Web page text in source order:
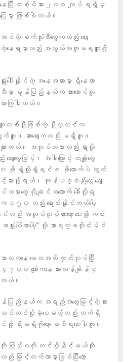
ေပြီး တစ်ပိဿာ ၂၀၀ ကျပ် ရရှိမှ
ေမှာ ဖြစ်ပါတယ်။
ပ်တဲ့ စက်သုံးဆီတွေကလည်း ဈေး
းတဲ့နေရာမှာလည်း အလွယ်တကူမရဘူးလို့
ရှုံးပေါ်နိုင်တဲ့ အနေအထားမှာ ရှိနေတာ
မှာ မွန်ပြည်နယ်က ဆားတောင်သူ
ာကြပါတယ်။
သူတစ်ဦးဖြစ်တဲ့ ဦးလှတင်က
။ ဆားဈေးကလည်း မရှိဘူး။
ျားတယ်။ အလုပ်သမားလည်း ရှာလို့
းတွေမြင့်၊ အဲဒါကြောင့် တချို့တွေ
၀ ဖို ရှိလို့ရှိရင် ၈ ဖိုလောက်ပဲ ထွက်
မြင့်မားဖို့ရယ်၊ ကုန်ပစ္စည်းတွေ ဈေး
မားတွေ လိုချင်သလောက် ခေါ်လို့ရ
က ၁၅၀ လည်း ရောင်းနိုင်တယ်ပေါ့
င်လည်း အလုပ်လုပ်ထားတော့ ပေးဖို့ ကမ်း
အရှုံးပေါ်တာပေါ့” လို့ အာရက္ခတိုင်းမ်စ်
လကနေ မေလအထိ ထုတ်လုပ်ပြီး
၀ ကျော်ကနေ ဆားတန်ချိန် ၄
တယ်။
န်ပြည်နယ်က အရည်အသွေးမြင့်တဲ့ဆား
းသပ်တင်ပို့ခဲ့ပေမယ့်လည်း လက်ရှိ
ဖို့ ရှိမရှိကိုတော့ မသိရသေးပါဘူး။
ကို ပြည်ပကို တင်ပို့နိုင်မယ်ဆို
း မြင့်တက်လာမှာဖြစ်ပြီးတော့